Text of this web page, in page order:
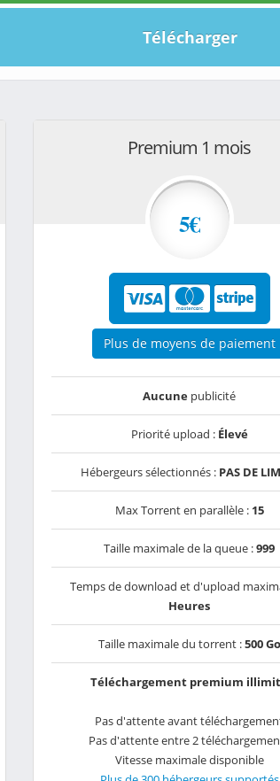
Télécharger
Premium 1 mois
5€
Plus de moyens de paiement
Aucune publicité
Priorité upload : Élevé
Hébergeurs sélectionnés : PAS DE
Max Torrent en parallèle : 15
Taille maximale de la queue :999
Temps de download et d'upload
Heures
Taille maximale du torrent :500 Go
Téléchargement premium
Pas d'attente avant
Pas d'attente entre 2
Vitesse maximale disponible